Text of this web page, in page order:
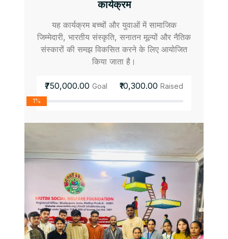
कार्यक्रम
यह कार्यक्रम बच्चों और युवाओं में सामाजिक
जिम्मेदारी, भारतीय संस्कृति, सनातन मूल्यों और नैतिक
संस्कारों की समझ विकसित करने के लिए आयोजित
किया जाता है।
₹750,000.00 Goal ₹10,300.00 Raised
1%